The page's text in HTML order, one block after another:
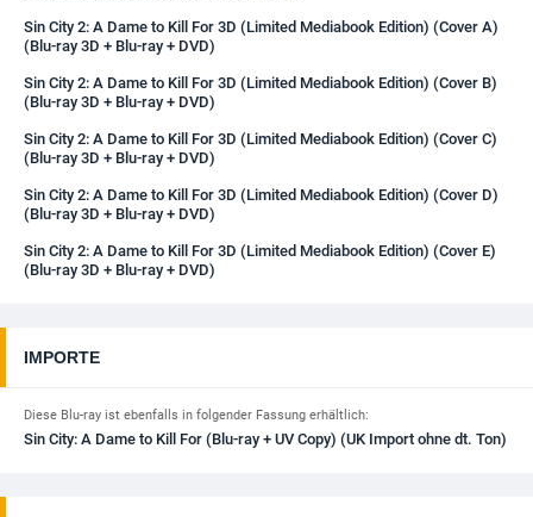
Sin City 2: A Dame to Kill For 3D (Limited Mediabook Edition) (Cover A)
(Blu-ray 3D + Blu-ray + DVD)
Sin City 2: A Dame to Kill For 3D (Limited Mediabook Edition) (Cover B)
(Blu-ray 3D + Blu-ray + DVD)
Sin City 2: A Dame to Kill For 3D (Limited Mediabook Edition) (Cover C)
(Blu-ray 3D + Blu-ray + DVD)
Sin City 2: A Dame to Kill For 3D (Limited Mediabook Edition) (Cover D)
(Blu-ray 3D + Blu-ray + DVD)
Sin City 2: A Dame to Kill For 3D (Limited Mediabook Edition) (Cover E)
(Blu-ray 3D + Blu-ray + DVD)
IMPORTE
Diese Blu-ray ist ebenfalls in folgender Fassung erhältlich:
Sin City: A Dame to Kill For (Blu-ray + UV Copy) (UK Import ohne dt. Ton)